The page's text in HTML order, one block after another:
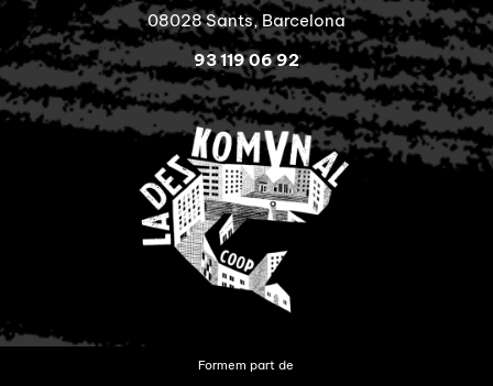
08028 Sants, Barcelona
93 119 06 92
Formem part de